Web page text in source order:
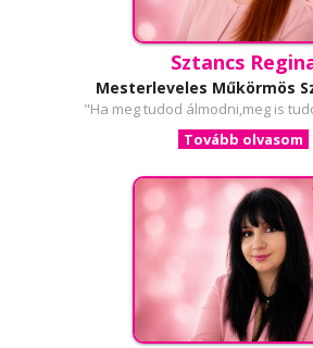
Sztancs
Mesterleveles Műkörmös
"Ha meg tudod álmodni,meg is
Tovább olvasom